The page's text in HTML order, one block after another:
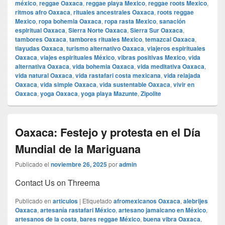
méxico, reggae Oaxaca, reggae playa Mexico, reggae roots Mexico,
ritmos afro Oaxaca, rituales ancestrales Oaxaca, roots reggae
Mexico, ropa bohemia Oaxaca, ropa rasta Mexico, sanación
espiritual Oaxaca, Sierra Norte Oaxaca, Sierra Sur Oaxaca,
tambores Oaxaca, tambores rituales Mexico, temazcal Oaxaca,
tlayudas Oaxaca, turismo alternativo Oaxaca, viajeros espirituales
Oaxaca, viajes espirituales México, vibras positivas Mexico, vida
alternativa Oaxaca, vida bohemia Oaxaca, vida meditativa Oaxaca,
vida natural Oaxaca, vida rastafari costa mexicana, vida relajada
Oaxaca, vida simple Oaxaca, vida sustentable Oaxaca, vivir en
Oaxaca, yoga Oaxaca, yoga playa Mazunte, Zipolite
Oaxaca: Festejo y protesta en el Día
Mundial de la Mariguana
Publicado el noviembre 26, 2025poradmin
Contact Us on Threema
Publicado en articulos | Etiquetado afromexicanos Oaxaca, alebrijes
Oaxaca, artesanía rastafari México, artesano jamaicano en México,
artesanos de la costa, bares reggae México, buena vibra Oaxaca,